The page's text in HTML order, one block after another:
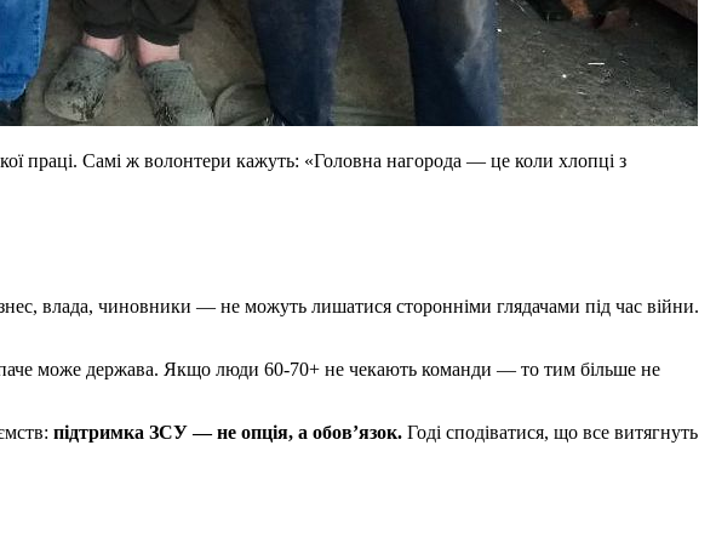
праці. Самі ж волонтери кажуть: «Головна нагорода — це коли хлопці з
влада, чиновники — не можуть лишатися сторонніми глядачами під час війни.
може держава. Якщо люди 60-70+ не чекають команди — то тим більше не
підтримка ЗСУ — не опція, а обов’язок. Годі сподіватися, що все витягнуть